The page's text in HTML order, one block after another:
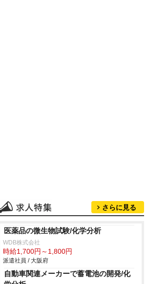
さらに見る
医薬品の微生物試験/化学分析
WDB株式会社
時給1,700円～1,800円
派遣社員 / 大阪府
自動車関連メーカーで蓄電池の開発/化